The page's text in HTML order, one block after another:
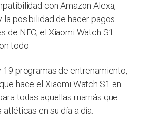
con Amazon Alexa,
la posibilidad de hacer pagos
de NFC, el Xiaomi Watch S1
todo.
programas de entrenamiento,
hace el Xiaomi Watch S1 en
todas aquellas mamás que
en su día a día.